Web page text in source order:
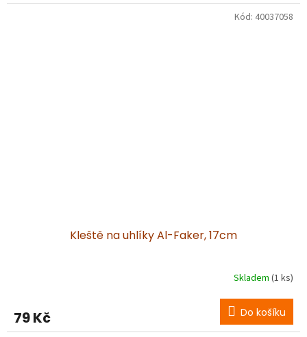
Kleště na uhlíky Al-Faker, 17cm
Skladem (1 ks)
79 Kč Do košíku
Kód: 40037058